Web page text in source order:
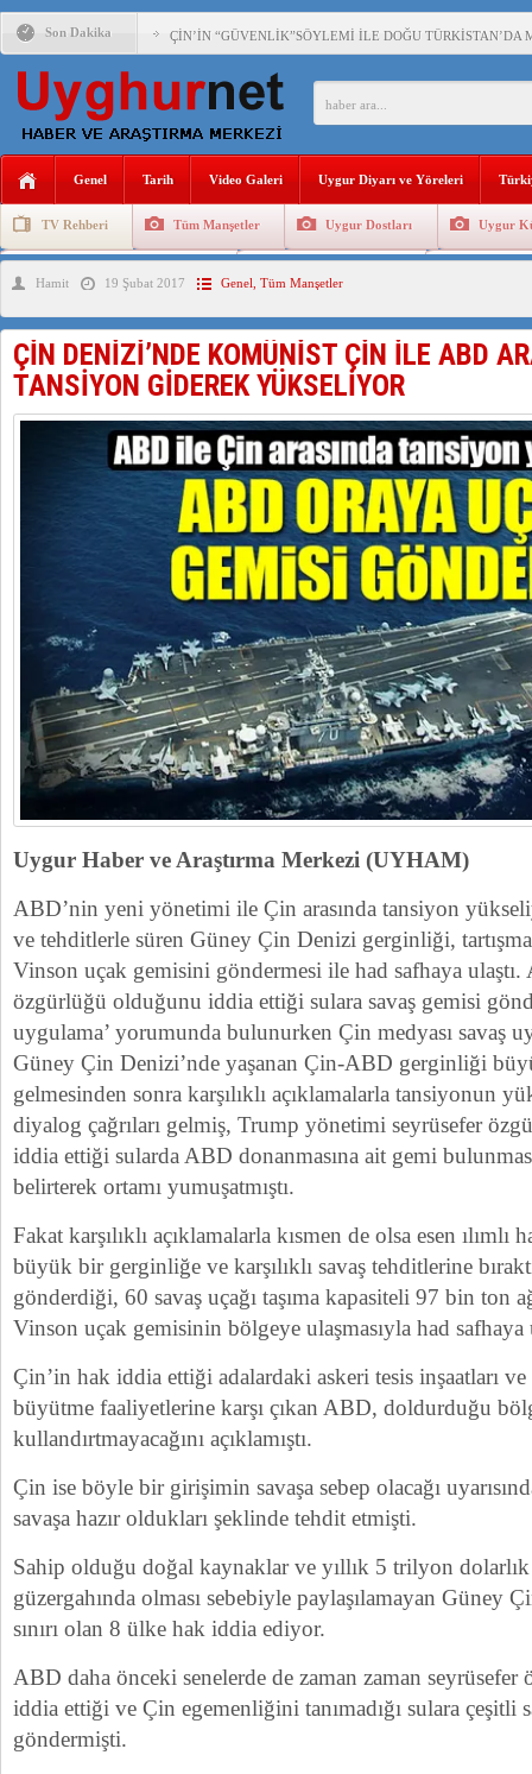
Son Dakika ÇİN’İN “GÜVENLİK”SÖYLEMİ İLE DOĞU TÜRKİSTAN’DA
PAKİSTAN,AFGANİSTAN’DA YAŞAYAN UYGURLARA
ANAHTAR PARTİ GENEL BAŞKANI AĞIRALİOĞLU :
ÇİN’İN DOĞU TÜRKİSTAN’DAKİ UYGULAMALARI
150 YILDIR KAYNAYAN YARAMIZ : ÇİN İŞGALİNDEKİ
ÇİN’İN UYGUR POLİTİKALARINI ÖVEN DİYANET
MHP’DEN URUMÇİ KATLİAMI MESAJİ : 05.07.2009
Genel Tarih Video Galeri Uygur Diyarı ve Yöreleri
TV Rehberi Tüm Manşetler Uygur Dostları Uygur
Uygurlarda Düğün ve Cenaze
Hamit 19 Şubat 2017 Genel Tüm Manşetler
ÇİN DENİZİ’NDE KOMÜNİST ÇİN İLE ABD
TANSİYON GİDEREK YÜKSELİYOR
Uygur Haber ve Araştırma Merkezi (UYHAM)
ABD’nin yeni yönetimi ile Çin arasında tansiyon
ve tehditlerle süren Güney Çin Denizi gerginliği,
Vinson uçak gemisini göndermesi ile had safhaya ulaştı.
özgürlüğü olduğunu iddia ettiği sulara savaş gemisi
uygulama’ yorumunda bulunurken Çin medyası savaş
Güney Çin Denizi’nde yaşanan Çin-ABD gerginliği
gelmesinden sonra karşılıklı açıklamalarla tansiyonun
diyalog çağrıları gelmiş, Trump yönetimi seyrüsefer
iddia ettiği sularda ABD donanmasına ait gemi
belirterek ortamı yumuşatmıştı.
Fakat karşılıklı açıklamalarla kısmen de olsa esen
büyük bir gerginliğe ve karşılıklı savaş tehditlerine
gönderdiği, 60 savaş uçağı taşıma kapasiteli 97 bin ton
Vinson uçak gemisinin bölgeye ulaşmasıyla had safhaya
Çin’in hak iddia ettiği adalardaki askeri tesis inşaatları
büyütme faaliyetlerine karşı çıkan ABD, doldurduğu
kullandırtmayacağını açıklamıştı.
Çin ise böyle bir girişimin savaşa sebep olacağı
savaşa hazır oldukları şeklinde tehdit etmişti.
Sahip olduğu doğal kaynaklar ve yıllık 5 trilyon
güzergahında olması sebebiyle paylaşılamayan Güney
sınırı olan 8 ülke hak iddia ediyor.
ABD daha önceki senelerde de zaman zaman
iddia ettiği ve Çin egemenliğini tanımadığı sulara çeşitli
göndermişti.